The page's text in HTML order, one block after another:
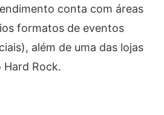
conta com áreas
formatos de eventos
além de uma das lojas
Hard Rock.